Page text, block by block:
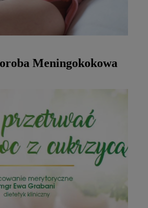
Meningokokowa